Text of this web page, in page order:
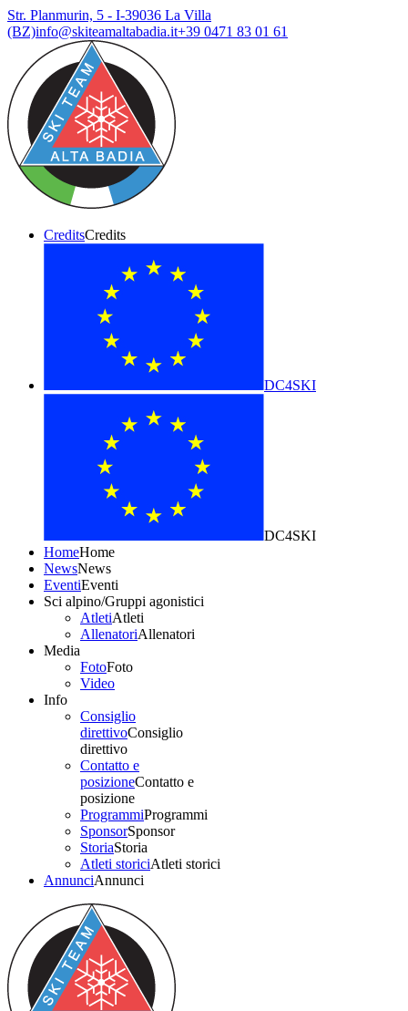
Str. Planmurin, 5 - I-39036 La Villa
(BZ)info@skiteamaltabadia.it+39 0471 83 01 61
CreditsCredits
DC4SKI
DC4SKI
HomeHome
NewsNews
EventiEventi
Sci alpino/Gruppi agonistici
AtletiAtleti
AllenatoriAllenatori
Media
FotoFoto
Video
Info
Consiglio
direttivoConsiglio
direttivo
Contatto e
posizioneContatto e
posizione
ProgrammiProgrammi
SponsorSponsor
StoriaStoria
Atleti storiciAtleti storici
AnnunciAnnunci